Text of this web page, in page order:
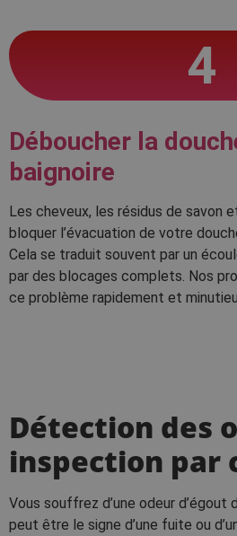
4
Déboucher la
baignoire
Les cheveux, les résidus de savon
bloquer l’évacuation de votre
Cela se traduit souvent par un
par des blocages complets. Nos
ce problème rapidement et
Détection des
inspection par
Vous souffrez d’une odeur d’égout
peut être le signe d’une fuite ou